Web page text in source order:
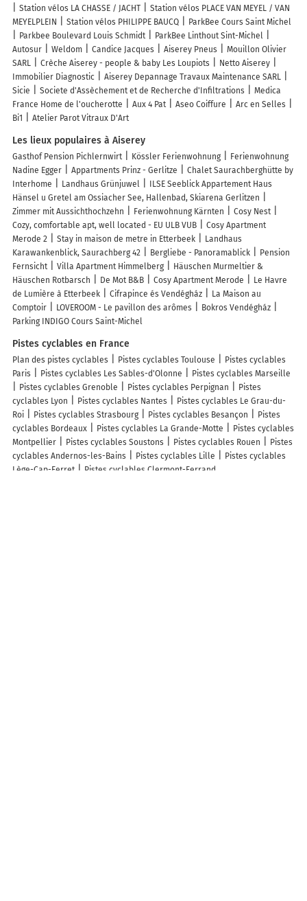
Station vélos LA CHASSE / JACHT
Station vélos PLACE VAN MEYEL / VAN
MEYELPLEIN
Station vélos PHILIPPE BAUCQ
ParkBee Cours Saint Michel
Parkbee Boulevard Louis Schmidt
ParkBee Linthout Sint-Michel
Autosur
Weldom Candice Jacques Aiserey Pneus
Mouillon Olivier
SARL
Crèche Aiserey - people & baby Les Loupiots
Netto Aiserey
Immobilier Diagnostic
Aiserey Depannage Travaux Maintenance SARL
Sicie
Societe d'Assèchement et de Recherche d'Infiltrations
Medica
France Home de l'oucherotte
Aux 4 Pat Aseo Coiffure
Arc en Selles
Bi1
Atelier Parot Vitraux D'Art
Les lieux populaires à Aiserey
Gasthof Pension Pichlernwirt Kössler Ferienwohnung
Ferienwohnung
Nadine Egger
Appartments Prinz - Gerlitze
Chalet Saurachberghütte by
Interhome
Landhaus Grünjuwel
ILSE Seeblick Appartement Haus
Hänsel u Gretel am Ossiacher See, Hallenbad, Skiarena Gerlitzen
Zimmer mit Aussichthochzehn
Ferienwohnung Kärnten
Cosy Nest
Cozy, comfortable apt, well located - EU ULB VUB
Cosy Apartment
Merode 2
Stay in maison de metre in Etterbeek
Landhaus
Karawankenblick, Saurachberg 42
Bergliebe - Panoramablick
Pension
Fernsicht
Villa Apartment Himmelberg
Häuschen Murmeltier &
Häuschen Rotbarsch
De Mot B&B Cosy Apartment Merode
Le Havre
de Lumière à Etterbeek
Cifrapince és Vendégház
La Maison au
Comptoir
LOVEROOM - Le pavillon des arômes
Bokros Vendégház
Parking INDIGO Cours Saint-Michel
Pistes cyclables en France
Plan des pistes cyclables Pistes cyclables Toulouse
Pistes cyclables
Paris
Pistes cyclables Les Sables-d'Olonne
Pistes cyclables Marseille
Pistes cyclables Grenoble
Pistes cyclables Perpignan
Pistes
cyclables Lyon
Pistes cyclables Nantes
Pistes cyclables Le Grau-du-
Roi
Pistes cyclables Strasbourg Pistes cyclables Besançon
Pistes
cyclables Bordeaux
Pistes cyclables La Grande-Motte
Pistes cyclables
Montpellier
Pistes cyclables Soustons Pistes cyclables Rouen
Pistes
cyclables Andernos-les-Bains
Pistes cyclables Lille
Pistes cyclables
Lège-Cap-Ferret
Pistes cyclables Clermont-Ferrand